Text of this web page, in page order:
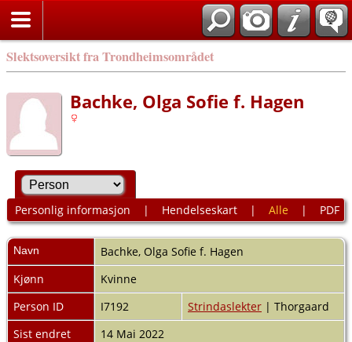
Slektsoversikt fra Trondheimsområdet
Bachke, Olga Sofie f. Hagen
Personlig informasjon | Hendelseskart| Alle | PDF
Navn Bachke, Olga Sofie f. Hagen
Kjønn
Kvinne
Person ID
I7192 Strindaslekter | Thorgaard
Sist endret
14 Mai 2022